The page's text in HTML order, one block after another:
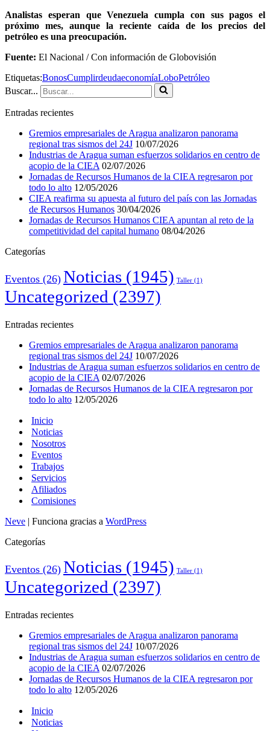
Analistas esperan que Venezuela cumpla con sus pagos el
próximo mes, aunque la reciente caída de los precios del
petróleo es una preocupación.
Fuente: El Nacional / Con información de Globovisión
Etiquetas:BonosCumplirdeudaeconomíaLoboPetróleo
Buscar...
Entradas recientes
Gremios empresariales de Aragua analizaron panorama
regional tras sismos del 24J 10/07/2026
Industrias de Aragua suman esfuerzos solidarios en centro de
acopio de la CIEA 02/07/2026
Jornadas de Recursos Humanos de la CIEA regresaron por
todo lo alto 12/05/2026
CIEA reafirma su apuesta al futuro del país con las Jornadas
de Recursos Humanos 30/04/2026
Jornadas de Recursos Humanos CIEA apuntan al reto de la
competitividad del capital humano 08/04/2026
Categorías
Eventos (26) Noticias (1945) Taller (1)
Uncategorized (2397)
Entradas recientes
Gremios empresariales de Aragua analizaron panorama
regional tras sismos del 24J 10/07/2026
Industrias de Aragua suman esfuerzos solidarios en centro de
acopio de la CIEA 02/07/2026
Jornadas de Recursos Humanos de la CIEA regresaron por
todo lo alto 12/05/2026
Inicio
Noticias
Nosotros
Eventos
Trabajos
Servicios
Afiliados
Comisiones
Neve | Funciona gracias a WordPress
Categorías
Eventos (26) Noticias (1945) Taller (1)
Uncategorized (2397)
Entradas recientes
Gremios empresariales de Aragua analizaron panorama
regional tras sismos del 24J 10/07/2026
Industrias de Aragua suman esfuerzos solidarios en centro de
acopio de la CIEA 02/07/2026
Jornadas de Recursos Humanos de la CIEA regresaron por
todo lo alto 12/05/2026
Inicio
Noticias